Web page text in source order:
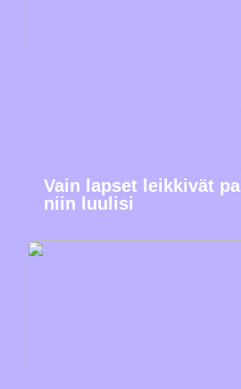
Vain lapset leikkivät
niin luulisi